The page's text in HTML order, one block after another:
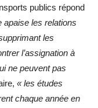
publics répond
apaise les relations
les
l’assignation à
ne peuvent pas
« les études
chaque année en